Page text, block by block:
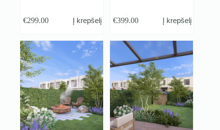
€299.00 Į krepšelį €399.00 Į krepšelį